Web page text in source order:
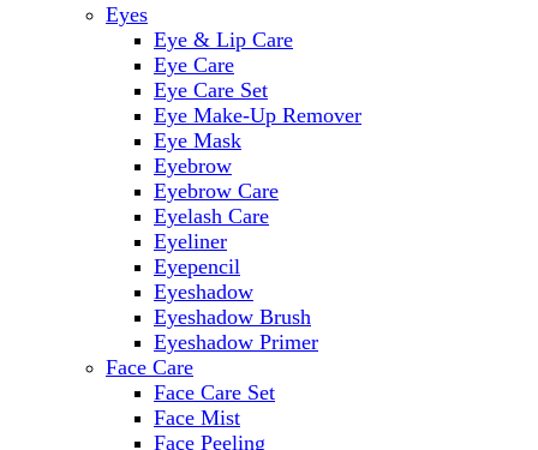
Eyes
Eye & Lip Care
Eye Care
Eye Care Set
Eye Make-Up Remover
Eye Mask
Eyebrow
Eyebrow Care
Eyelash Care
Eyeliner
Eyepencil
Eyeshadow
Eyeshadow Brush
Eyeshadow Primer
Face Care
Face Care Set
Face Mist
Face Peeling